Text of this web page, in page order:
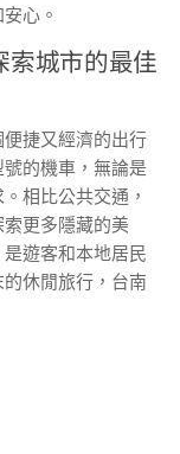
心。
索城市的最佳
捷又經濟的出行
的機車，無論是
相比公共交通，
更多隱藏的美
遊客和本地居民
休閒旅行，台南